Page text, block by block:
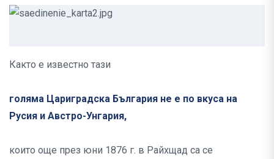
Както е известно тази
голяма Цариградска България не е по вкуса на
Русия и Австро-Унгария,
които още през юни 1876 г. в Райхщад са се